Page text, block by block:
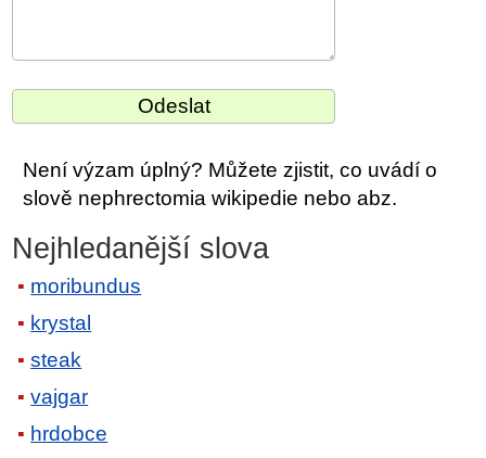
Není výzam úplný? Můžete zjistit, co uvádí o
slově nephrectomia wikipedie nebo abz.
Nejhledanější slova
moribundus
krystal
steak
vajgar
hrdobce